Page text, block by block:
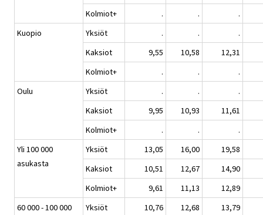
Kolmiot+ . .
.
Kuopio
Yksiöt . .
.
Kaksiot
9,55 10,58
12,31
Kolmiot+
. .
.
Oulu
Yksiöt . .
.
Kaksiot
9,95 10,93
11,61
Kolmiot+
. .
.
Yli 100 000
asukasta
Yksiöt 13,05 16,00
19,58
Kaksiot
10,51 12,67
14,90
Kolmiot+
9,61 11,13
12,89
60 000 - 100 000
Yksiöt 10,76 12,68
13,79